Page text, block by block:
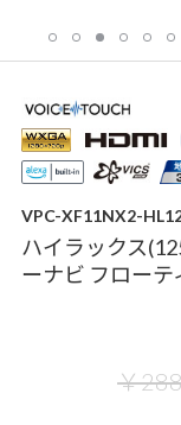
VPC-XF11NX2-
ハイラックス
ーナビ フロー
￥